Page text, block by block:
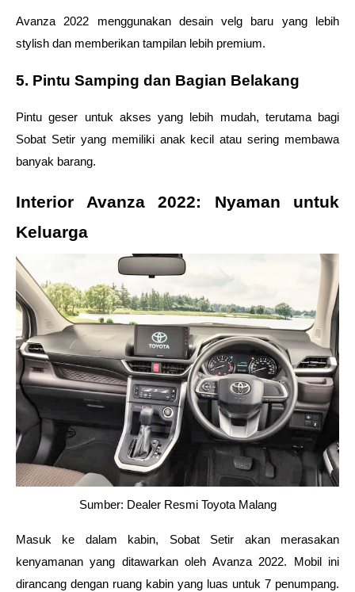
Avanza 2022 menggunakan desain velg baru yang lebih
stylish dan memberikan tampilan lebih premium.
5. Pintu Samping dan Bagian Belakang
Pintu geser untuk akses yang lebih mudah, terutama bagi
Sobat Setir yang memiliki anak kecil atau sering membawa
banyak barang.
Interior Avanza 2022: Nyaman untuk
Keluarga
Sumber: Dealer Resmi Toyota Malang
Masuk ke dalam kabin, Sobat Setir akan merasakan
kenyamanan yang ditawarkan oleh Avanza 2022. Mobil ini
dirancang dengan ruang kabin yang luas untuk 7 penumpang.